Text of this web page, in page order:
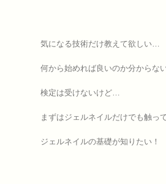
気になる技術だけ教えて欲しい…
何から始めれば良いのか分からな
検定は受けないけど…
まずはジェルネイルだけでも触っ
ジェルネイルの基礎が知りたい！